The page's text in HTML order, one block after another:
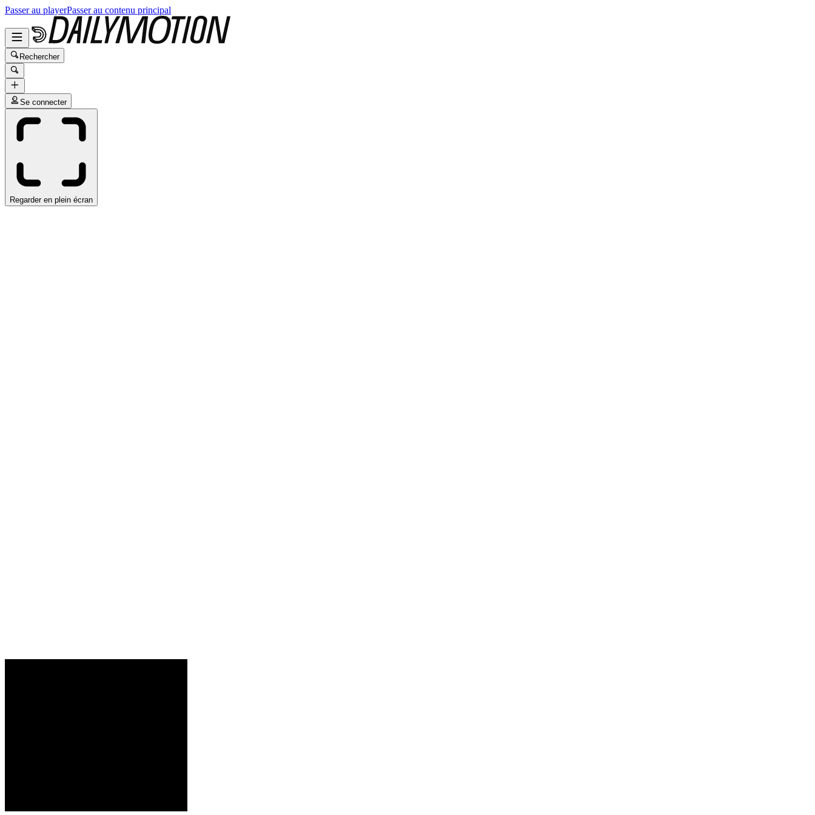
Passer au playerPasser au contenu principal
Rechercher
Se connecter
Regarder en plein écran